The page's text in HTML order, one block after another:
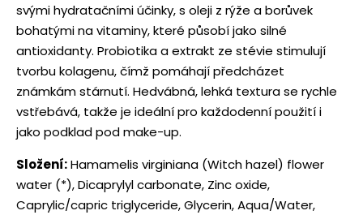
svými hydratačními účinky, s oleji z rýže a borůvek
bohatými na vitaminy, které působí jako silné
antioxidanty. Probiotika a extrakt ze stévie stimulují
tvorbu kolagenu, čímž pomáhají předcházet
známkám stárnutí. Hedvábná, lehká textura se rychle
vstřebává, takže je ideální pro každodenní použití i
jako podklad pod make-up.
Složení:Hamamelis virginiana (Witch hazel) flower
water (*), Dicaprylyl carbonate, Zinc oxide,
Caprylic/capric triglyceride, Glycerin, Aqua/Water,